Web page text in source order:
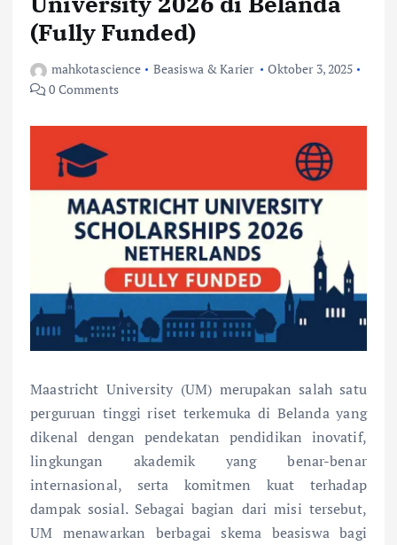
(Fully Funded)
mahkotascience Beasiswa & Karier
Oktober 3, 2025
0 Comments
Maastricht University (UM) merupakan salah satu
perguruan tinggi riset terkemuka di Belanda yang
dikenal dengan pendekatan pendidikan inovatif,
lingkungan akademik yang benar-benar
internasional, serta komitmen kuat terhadap
dampak sosial. Sebagai bagian dari misi tersebut,
UM menawarkan berbagai skema beasiswa bagi